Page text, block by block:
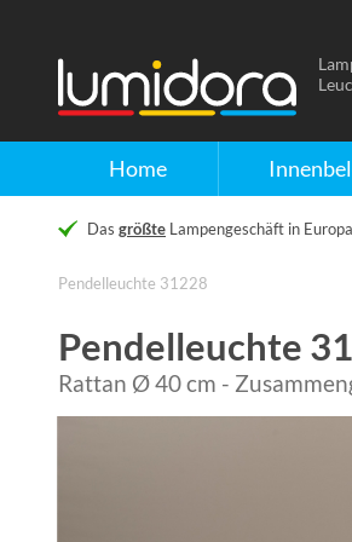
Home
Naar
de
Das größte Lampengeschäft in Europa
Pendelleuchte 31228
Pendelleuchte
Rattan Ø 40 cm -